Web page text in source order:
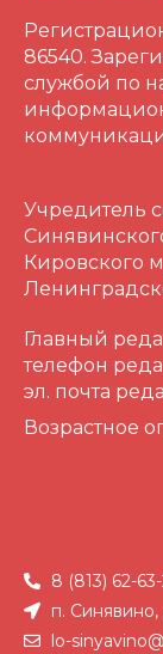
86540.
службой по
Учредитель
Кировского
Главный
телефон
эл. почта
Возрастное
8 (813) 62-63-
п.
lo-